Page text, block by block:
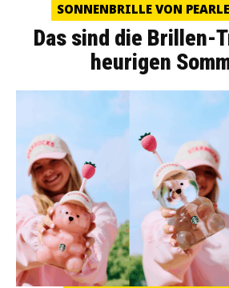
SONNENBRILLE VON
Das sind die Brillen-
heurigen